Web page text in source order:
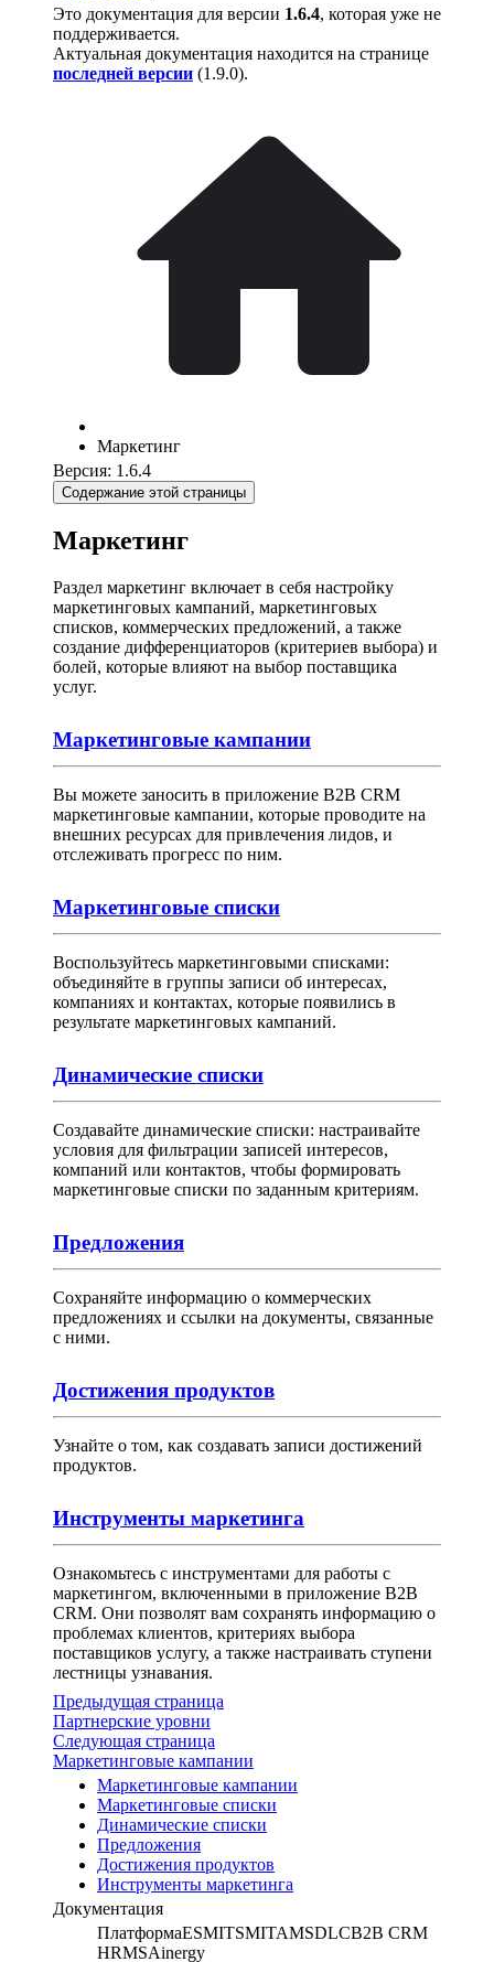
Это документация для версии 1.6.4, которая уже не
поддерживается.
Актуальная документация находится на странице
последней версии (1.9.0).
Маркетинг
Версия: 1.6.4
Содержание этой страницы
Маркетинг
Раздел маркетинг включает в себя настройку
маркетинговых кампаний, маркетинговых
списков, коммерческих предложений, а также
создание дифференциаторов (критериев выбора) и
болей, которые влияют на выбор поставщика
услуг.
Маркетинговые кампании
Вы можете заносить в приложение B2B CRM
маркетинговые кампании, которые проводите на
внешних ресурсах для привлечения лидов, и
отслеживать прогресс по ним.
Маркетинговые списки
Воспользуйтесь маркетинговыми списками:
объединяйте в группы записи об интересах,
компаниях и контактах, которые появились в
результате маркетинговых кампаний.
Динамические списки
Создавайте динамические списки: настраивайте
условия для фильтрации записей интересов,
компаний или контактов, чтобы формировать
маркетинговые списки по заданным критериям.
Предложения
Сохраняйте информацию о коммерческих
предложениях и ссылки на документы, связанные
с ними.
Достижения продуктов
Узнайте о том, как создавать записи достижений
продуктов.
Инструменты маркетинга
Ознакомьтесь с инструментами для работы с
маркетингом, включенными в приложение B2B
CRM. Они позволят вам сохранять информацию о
проблемах клиентов, критериях выбора
поставщиков услугу, а также настраивать ступени
лестницы узнавания.
Предыдущая страница
Партнерские уровни
Следующая страница
Маркетинговые кампании
Маркетинговые кампании
Маркетинговые списки
Динамические списки
Предложения
Достижения продуктов
Инструменты маркетинга
Документация
ПлатформаESMITSMITAMSDLCB2B CRM
HRMSAinergy